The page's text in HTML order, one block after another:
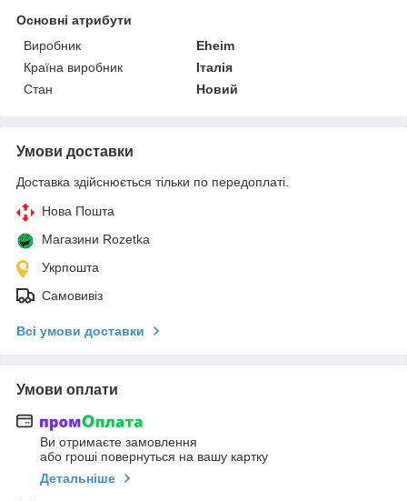
Основні атрибути
Виробник
Eheim
Країна виробник
Італія
Стан
Новий
Умови доставки
Доставка здійснюється тільки по передоплаті.
Нова Пошта
Магазини Rozetka
Укрпошта
Самовивіз
Всі умови доставки
Умови оплати
Ви отримаєте замовлення
або гроші повернуться на вашу картку
Детальніше